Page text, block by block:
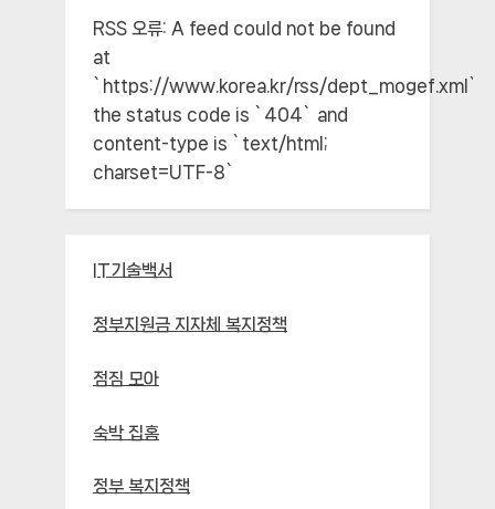
RSS 오류: A feed could not be found
at
`https://www.korea.kr/rss/dept_mogef.xml`;
the status code is `404` and
content-type is `text/html;
charset=UTF-8`
IT기술백서
정부지원금 지자체 복지정책
점짐 모아
숙박 집홈
정부 복지정책